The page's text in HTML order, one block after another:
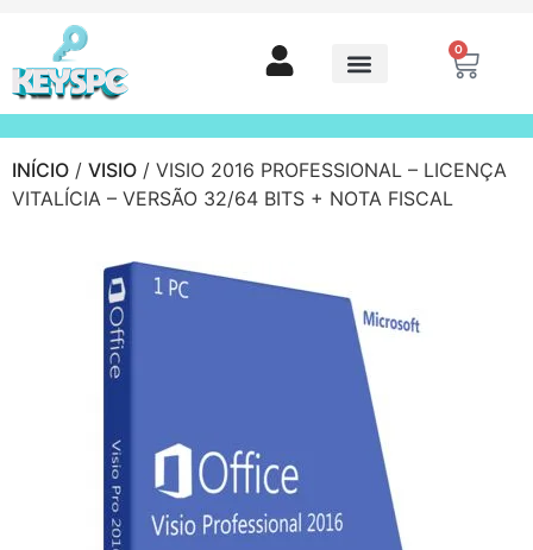
0
INÍCIO / VISIO / VISIO 2016 PROFESSIONAL – LICENÇA
VITALÍCIA – VERSÃO 32/64 BITS + NOTA FISCAL